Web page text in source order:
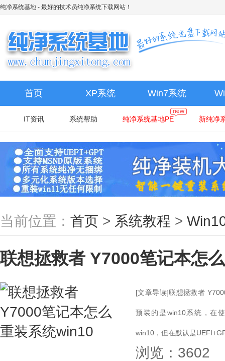
纯净系统基地 - 最好的技术员纯净系统下载网站！
首页 XP系统 Win7系统
IT资讯 系统帮助 纯净系统基地PE 新纯净
当前位置： 首页 > 系统教程 >
联想拯救者 Y7000笔记本怎
[文章导读]联想拯救者
预装的是win10系统，在
win10，但在默认是
浏览：3602